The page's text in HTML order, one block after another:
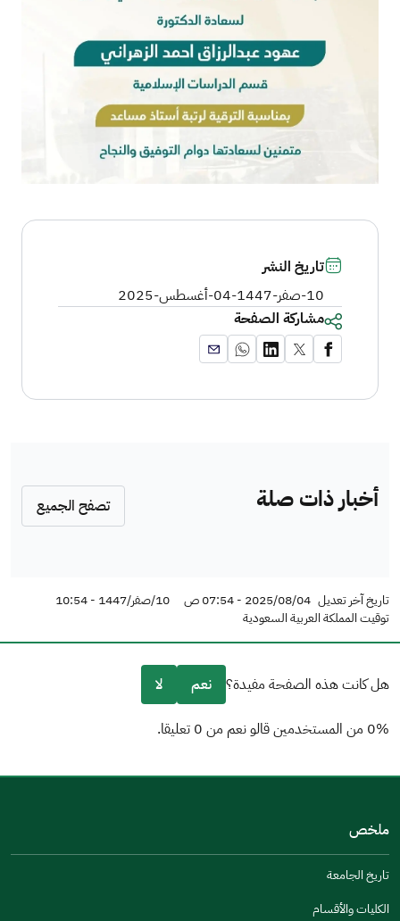
تاريخ النشر
10-صفر-1447
-04-أغسطس-2025
مشاركة الصفحة
أخبار ذات صلة تصفح الجميع
تاريخ آخر تعديل 2025/08/04 - 07:54 ص
10/صفر/1447 - 10:54
توقيت المملكة العربية السعودية
هل كانت هذه الصفحة مفيدة؟ نعم لا
0% من المستخدمين قالو نعم من 0 تعليقا.
مكتوبة بشكل جيد
الإجابات كانت مرتبطة
تصميمه يجعله سهل القراءة
ملخص
تاريخ الجامعة
الكليات والأقسام